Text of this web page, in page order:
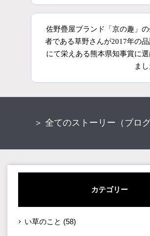
佐野疊屋ブランド「京の趣」
者である草野さんが2017年の
にて栄えある熊本県知事賞に
まし
＞ 全てのストーリー（ブロ
カテゴリー
い草のこと (58)